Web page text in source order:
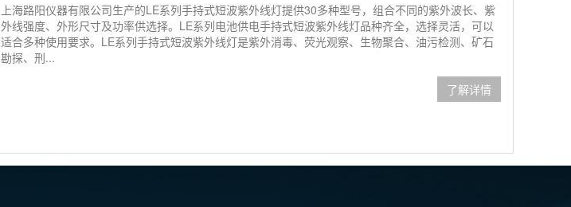
上海路阳仪器有限公司生产的LE系列手持式短波紫外线灯提供30多种型号，组合不同的紫外波长、紫
外线强度、外形尺寸及功率供选择。LE系列电池供电手持式短波紫外线灯品种齐全，选择灵活，可以
适合多种使用要求。LE系列手持式短波紫外线灯是紫外消毒、荧光观察、生物聚合、油污检测、矿石
勘探、刑...
了解详情